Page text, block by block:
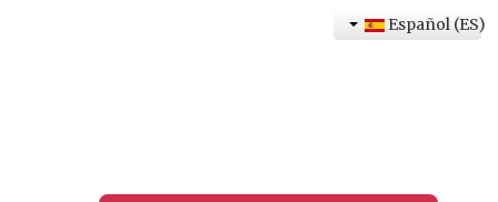
Español (ES)